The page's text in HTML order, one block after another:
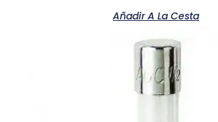
Añadir A La Cesta